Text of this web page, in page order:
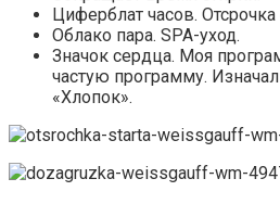
Циферблат часов. Отсрочка
Облако пара. SPA-уход.
Значок сердца. Моя
частую программу.
«Хлопок».